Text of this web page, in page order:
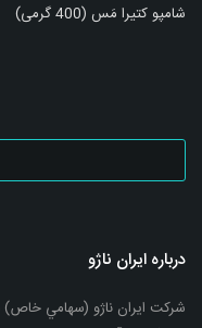
شامپو کتیرا مَس (400 گرمی)
درباره ایران ناژو